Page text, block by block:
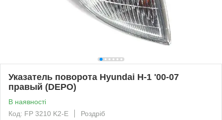
Указатель поворота Hyundai H-1 '00-07
правый (DEPO)
В наявності
Код: FP 3210 K2-E
Роздріб